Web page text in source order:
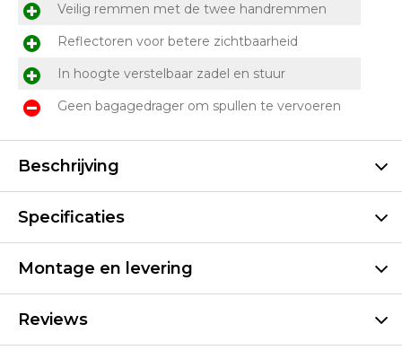
Veilig remmen met de twee handremmen
Reflectoren voor betere zichtbaarheid
In hoogte verstelbaar zadel en stuur
Geen bagagedrager om spullen te vervoeren
Beschrijving
Specificaties
Montage en levering
Reviews